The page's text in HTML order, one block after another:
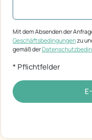
Mit dem Absenden der
Geschäftsbedingungenzu
gemäß der
* Pflichtfelder